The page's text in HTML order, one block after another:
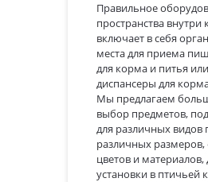
Правильное
пространства внутри
включает в себя
места для приема
для корма и питья
диспансеры для
Мы предлагаем
выбор предметов,
для различных видов
различных
цветов и материалов,
установки в птичьей